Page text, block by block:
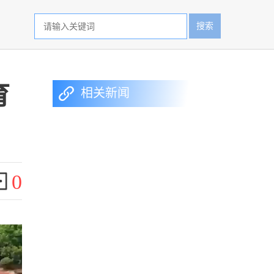
搜索
0
相关新闻